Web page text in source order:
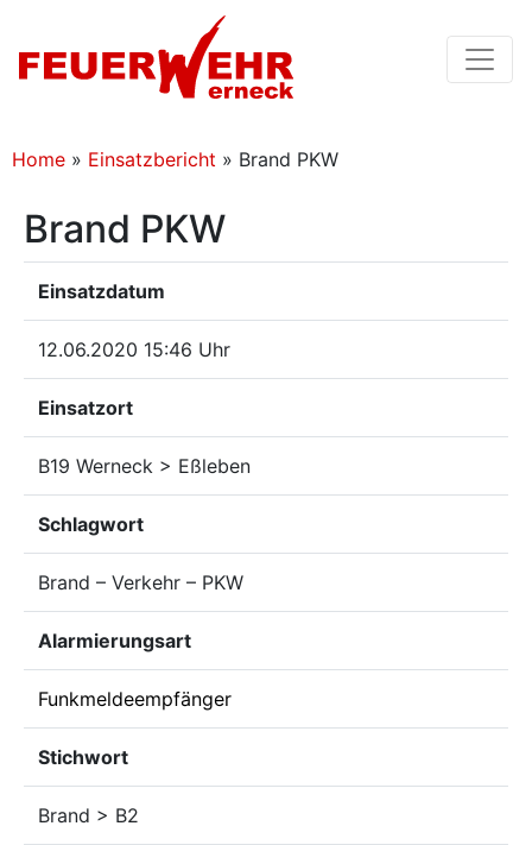
Home » Einsatzbericht » Brand PKW
Brand PKW
Einsatzdatum
12.06.2020 15:46 Uhr
Einsatzort
B19 Werneck > Eßleben
Schlagwort
Brand – Verkehr – PKW
Alarmierungsart
Funkmeldeempfänger
Stichwort
Brand > B2